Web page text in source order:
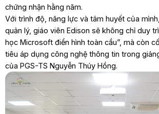
chứng nhận hằng năm.
Với trình độ, năng lực và tâm huyết của
quản lý, giáo viên Edison sẽ không chỉ duy
học Microsoft điển hình toàn cầu”, mà còn
tiêu áp dụng công nghệ thông tin trong
của PGS-TS Nguyễn Thúy Hồng.